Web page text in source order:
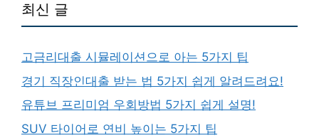
최신 글
고금리대출 시뮬레이션으로 아는 5가지 팁
경기 직장인대출 받는 법 5가지 쉽게 알려드려요!
유튜브 프리미엄 우회방법 5가지 쉽게 설명!
SUV 타이어로 연비 높이는 5가지 팁